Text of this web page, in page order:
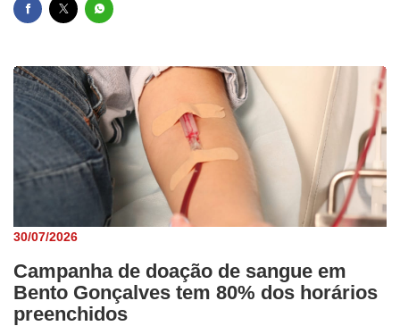
30/07/2026
Campanha de doação de sangue em
Bento Gonçalves tem 80% dos horários
preenchidos